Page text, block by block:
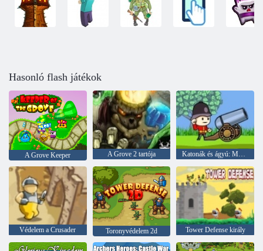
Hasonló flash játékok
A Grove Keeper A Grove 2 tartója Katonák és ágyú: Mountain Attack
Védelem a Crusader Toronyvédelem 2d Tower Defense király